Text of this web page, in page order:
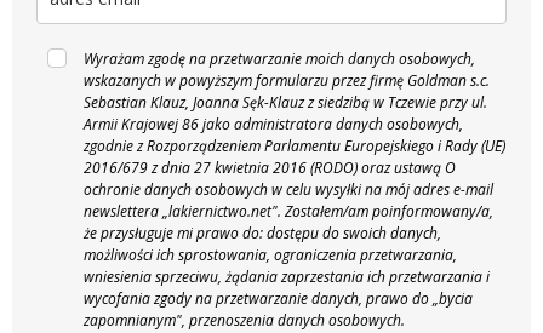
Wyrażam zgodę na przetwarzanie moich danych osobowych,
wskazanych w powyższym formularzu przez firmę Goldman s.c.
Sebastian Klauz, Joanna Sęk-Klauz z siedzibą w Tczewie przy ul.
Armii Krajowej 86 jako administratora danych osobowych,
zgodnie z Rozporządzeniem Parlamentu Europejskiego i Rady (UE)
2016/679 z dnia 27 kwietnia 2016 (RODO) oraz ustawą O
ochronie danych osobowych w celu wysyłki na mój adres e-mail
newslettera „lakiernictwo.net". Zostałem/am poinformowany/a,
że przysługuje mi prawo do: dostępu do swoich danych,
możliwości ich sprostowania, ograniczenia przetwarzania,
wniesienia sprzeciwu, żądania zaprzestania ich przetwarzania i
wycofania zgody na przetwarzanie danych, prawo do „bycia
zapomnianym", przenoszenia danych osobowych.